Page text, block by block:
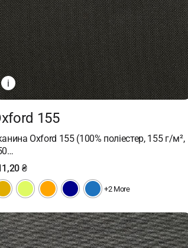
i
155
Oxford 155 (100% поліестер, 155 г/м²,
₴
+2 More